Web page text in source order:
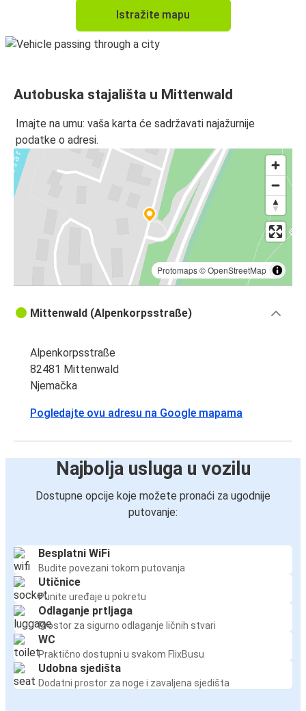
Istražite mapu
Autobuska stajališta u Mittenwald
Imajte na umu: vaša karta će sadržavati najažurnije
podatke o adresi.
Protomaps©OpenStreetMap
Mittenwald (Alpenkorpsstraße)
Alpenkorpsstraße
82481 Mittenwald
Njemačka
Pogledajte ovu adresu na Google mapama
Najbolja usluga u vozilu
Dostupne opcije koje možete pronaći za ugodnije
putovanje:
Besplatni WiFi
Budite povezani tokom putovanja
Utičnice
Punite uređaje u pokretu
Odlaganje prtljaga
Prostor za sigurno odlaganje ličnih stvari
WC
Praktično dostupni u svakom FlixBusu
Udobna sjedišta
Dodatni prostor za noge i zavaljena sjedišta